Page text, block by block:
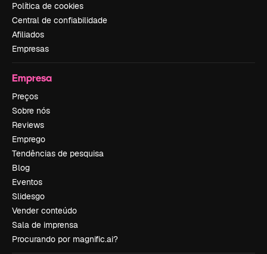
Política de cookies
Central de confiabilidade
Afiliados
Empresas
Empresa
Preços
Sobre nós
Reviews
Emprego
Tendências de pesquisa
Blog
Eventos
Slidesgo
Vender conteúdo
Sala de imprensa
Procurando por magnific.ai?